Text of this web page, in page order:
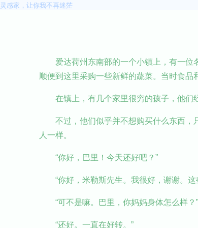
灵感家，让你我不再迷茫
爱达荷州东南部的一个小镇上，有一
顺便到这里采购一些新鲜的蔬菜。当时食品
在镇上，有几个家里很穷的孩子，他们
不过，他们似乎并不想购买什么东西，
人一样。
“你好，巴里！今天还好吧？”
“你好，米勒斯先生。我很好，谢谢。
“可不是嘛。巴里，你妈妈身体怎么样？”
“还好。一直在好转。”